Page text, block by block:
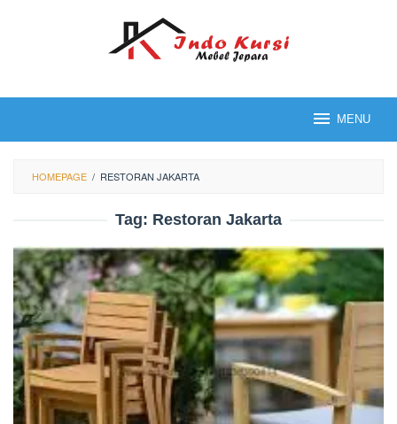
MENU
HOMEPAGE / RESTORAN JAKARTA
Tag: Restoran Jakarta